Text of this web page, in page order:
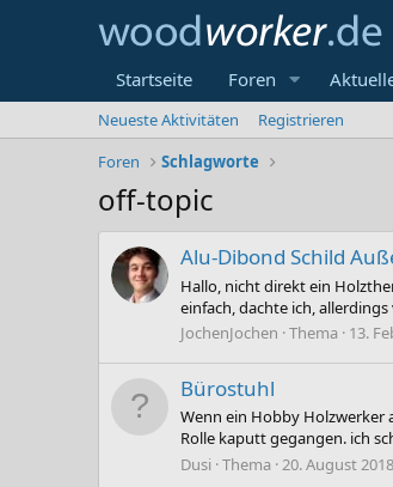
Startseite Foren
Neueste Aktivitäten
Registrieren
Foren
Schlagworte
off-topic
Alu-Dibond Schild
Hallo, nicht direkt ein
einfach, dachte ich,
JochenJochen Thema 13.
Bürostuhl
Wenn ein Hobby Holzwerker
Rolle kaputt gegangen. ich
Dusi Thema 20. August 2018